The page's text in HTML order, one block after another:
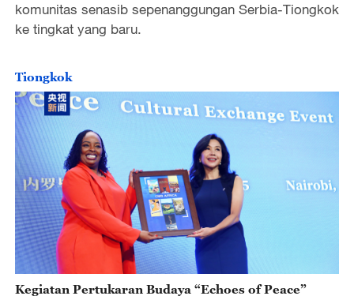
komunitas senasib sepenanggungan Serbia-Tiongkok
ke tingkat yang baru.
Tiongkok
Kegiatan Pertukaran Budaya “Echoes of Peace”